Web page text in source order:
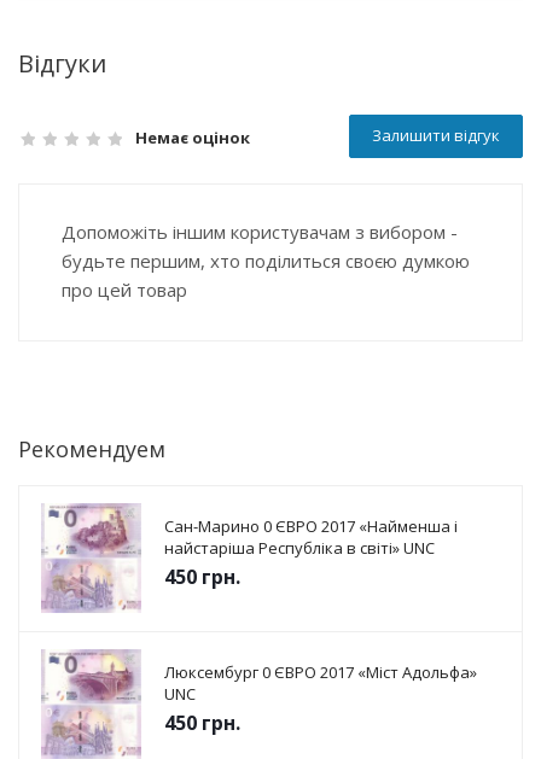
Відгуки
Немає оцінок Залишити відгук
Допоможіть іншим користувачам з вибором -
будьте першим, хто поділиться своєю думкою
про цей товар
Рекомендуем
Сан-Марино 0 ЄВРО 2017 «Найменша і
найстаріша Республіка в світі» UNC
450 грн.
Люксембург 0 ЄВРО 2017 «Міст Адольфа»
UNC
450 грн.